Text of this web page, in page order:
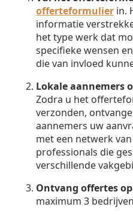
offerteformulier in.
informatie
het type werk dat
specifieke wensen
die van invloed
Lokale aannemers
Zodra u het
verzonden,
aannemers uw
met een netwerk
professionals die
verschillende
Ontvang offertes
maximum 3